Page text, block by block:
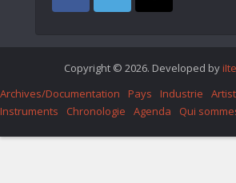
Copyright © 2026. Developed by
Archives/Documentation
Pays Industrie
Instruments
Chronologie Agenda Qui